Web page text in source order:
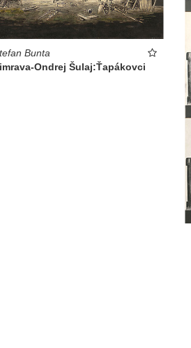
Bunta
Ondrej Šulaj:Ťapákovci